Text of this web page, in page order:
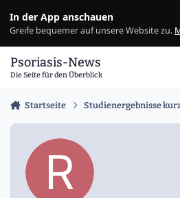
In der App anschauen
Greife bequemer auf unsere Website zu.
Psoriasis-News
Die Seite für den Überblick
Startseite Studienergebnisse